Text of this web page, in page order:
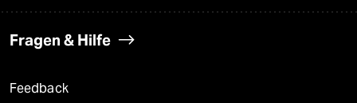
Fragen & Hilfe
Feedback